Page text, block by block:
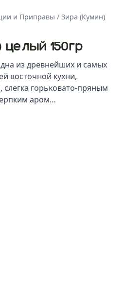
и Приправы / Зира (Кумин)
150гр
из древнейших и самых
восточной кухни,
горьковато-пряным
аром…